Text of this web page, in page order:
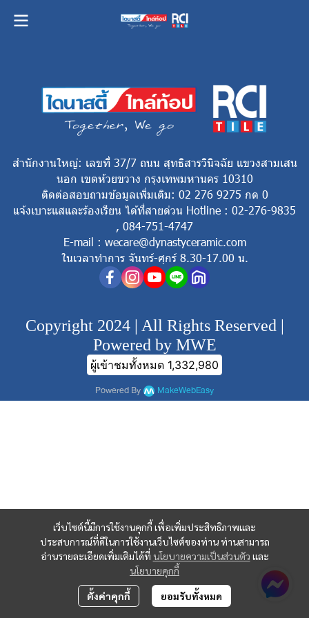
เว็บไซต์นี้มีการใช้งานคุกกี้ เพื่อเพิ่มประสิทธิภาพและ
ประสบการณ์ที่ดีในการใช้งานเว็บไซต์ของท่าน ท่านสามารถ
อ่านรายละเอียดเพิ่มเติมได้ที่ นโยบายความเป็นส่วนตัว และ
นโยบายคุกกี้
ตั้งค่าคุกกี้ ยอมรับทั้งหมด
สำนักงานใหญ่: เลขที่ 37/7 ถนน สุทธิสารวินิจฉัย แขวงสามเสน
นอก เขตห้วยขวาง กรุงเทพมหานคร 10310
ติดต่อสอบถามข้อมูลเพิ่มเติม: 02 276 9275 กด 0
แจ้งเบาะแสและร้องเรียน ได้ที่สายด่วน Hotline : 02-276-9835
, 084-751-4747
E-mail : wecare@dynastyceramic.com
ในเวลาทำการ จันทร์-ศุกร์ 8.30-17.00 น.
Copyright 2024 | All Rights Reserved |
Powered by MWE
ผู้เข้าชมทั้งหมด 1,332,980
Powered By MakeWebEasy